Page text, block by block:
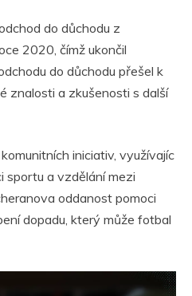
do důchodu z
2020, čímž ukončil
do důchodu přešel k
znalosti a zkušenosti s další
iniciativ, využívajíc
sportu a vzdělání mezi
oddanost pomoci
dopadu, který může fotbal